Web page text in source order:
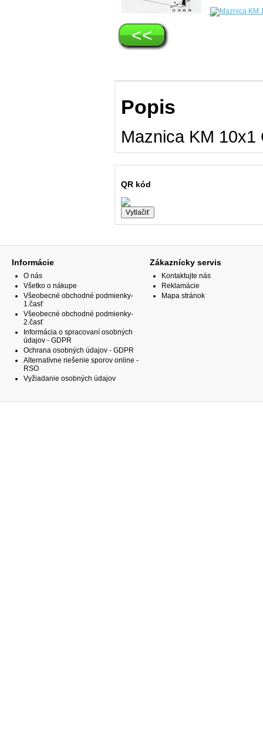
<<
Popis
Maznica KM
QR kód
Informácie
O nás
Všetko o nákupe
Všeobecné obchodné podmienky-
1.časť
Všeobecné obchodné podmienky-
2.časť
Informácia o spracovaní osobných
údajov - GDPR
Ochrana osobných údajov - GDPR
Alternatívne riešenie sporov online -
RSO
Vyžiadanie osobných údajov
Zákaznícky servis
Kontaktujte nás
Reklamácie
Mapa stránok